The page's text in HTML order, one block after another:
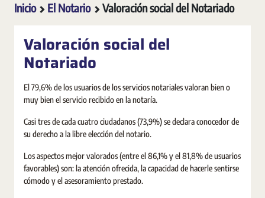
Inicio El Notario Valoración social del Notariado
Valoración social del
Notariado
El 79,6% de los usuarios de los servicios notariales valoran bien o
muy bien el servicio recibido en la notaría.
Casi tres de cada cuatro ciudadanos (73,9%) se declara conocedor de
su derecho a la libre elección del notario.
Los aspectos mejor valorados (entre el 86,1% y el 81,8% de usuarios
favorables) son: la atención ofrecida, la capacidad de hacerle sentirse
cómodo y el asesoramiento prestado.